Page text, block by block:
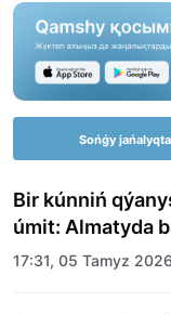
Sońǵy
Bir kúnniń
úmit: Almatyda
merekelik kún
17:31, 05 Tamyz 2026